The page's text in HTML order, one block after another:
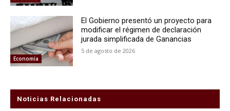
Economía
El Gobierno presentó un proyecto para
modificar el régimen de declaración
jurada simplificada de Ganancias
5 de agosto de 2026
Noticias Relacionadas